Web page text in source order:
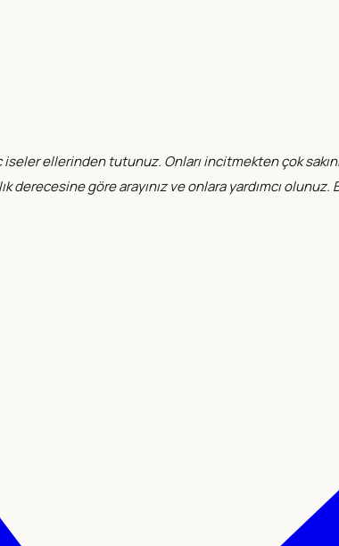
ellerinden tutunuz. Onları incitmekten çok
derecesine göre arayınız ve onlara yardımcı